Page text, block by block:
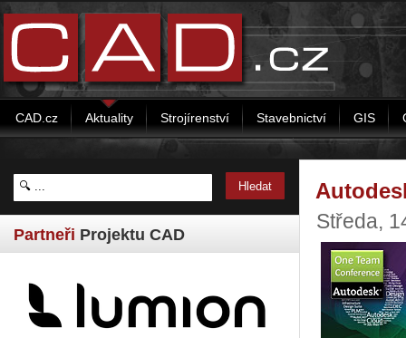
CAD.cz Aktuality Strojírenství Stavebnictví GIS
Partneři Projektu CAD
Středa,